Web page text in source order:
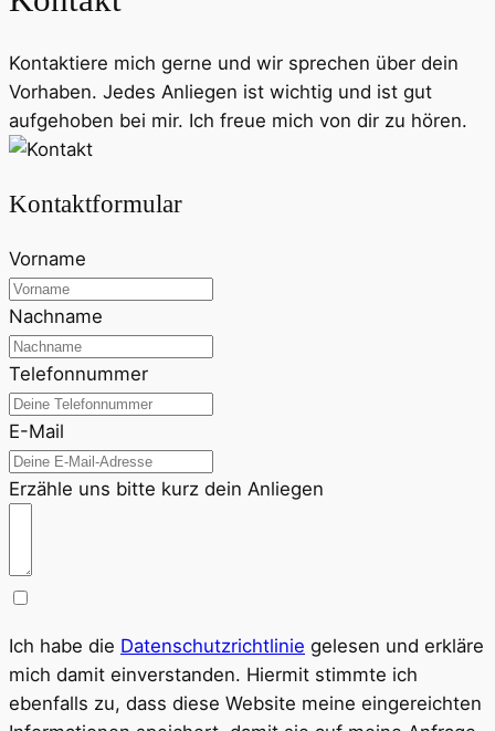
Kontaktiere mich gerne und wir sprechen über dein
Vorhaben. Jedes Anliegen ist wichtig und ist gut
aufgehoben bei mir. Ich freue mich von dir zu hören.
Kontaktformular
Vorname
Nachname
Telefonnummer
E-Mail
Erzähle uns bitte kurz dein Anliegen
Ich habe die Datenschutzrichtlinie gelesen und erkläre
mich damit einverstanden. Hiermit stimmte ich
ebenfalls zu, dass diese Website meine eingereichten